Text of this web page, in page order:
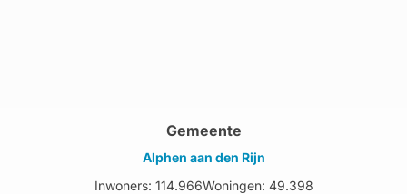
Gemeente
Alphen aan den Rijn
Inwoners: 114.966Woningen: 49.398